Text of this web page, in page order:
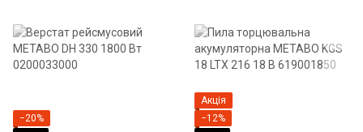
−20%
Акція
−12%